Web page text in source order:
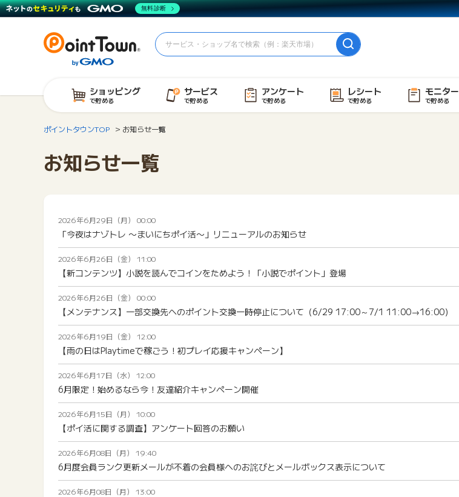
ショッピング
で貯める
サービス
で貯める
アンケート
で貯める
レシート
で貯める
モニター
で貯める
ポイントタウンTOP お知らせ一覧
お知らせ一覧
2026年6月29日（月） 00:00
「今夜はナゾトレ 〜まいにちポイ活〜」リニューアルのお知らせ
2026年6月26日（金） 11:00
【新コンテンツ】小説を読んでコインをためよう！「小説でポイント」登場
2026年6月26日（金） 00:00
【メンテナンス】一部交換先へのポイント交換一時停止について（6/29 17:00～7/1 11:00→16:00）
2026年6月19日（金） 12:00
【雨の日はPlaytimeで稼ごう！初プレイ応援キャンペーン】
2026年6月17日（水） 12:00
6月限定！始めるなら今！友達紹介キャンぺーン開催
2026年6月15日（月） 10:00
【ポイ活に関する調査】アンケート回答のお願い
2026年6月08日（月） 19:40
6月度会員ランク更新メールが不着の会員様へのお詫びとメールボックス表示について
2026年6月08日（月） 13:00
無料診断